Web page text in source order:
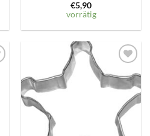
€5,90
vorrätig
Wunschzettel
hinzufügen